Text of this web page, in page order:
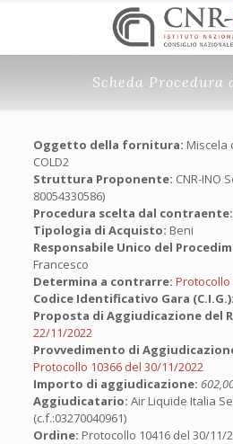
Scheda Procedura
Oggetto della fornitura: Miscela
COLD2
Struttura Proponente: CNR-INO
80054330586)
Procedura scelta dal contraente:
Tipologia di Acquisto: Beni
Responsabile Unico del
Francesco
Determina a contrarre: Protocollo
Codice Identificativo Gara (C.I.G.):
Proposta di Aggiudicazione del
22/11/2022
Provvedimento di
Protocollo 10366 del 30/11/2022
Importo di aggiudicazione:
Aggiudicatario: Air Liquide Italia
(c.f.:03270040961)
Ordine: Protocollo 10416 del 30/11/